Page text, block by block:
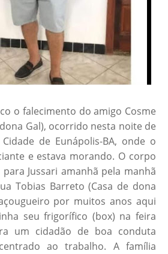
o falecimento do amigo Cosme
Gal), ocorrido nesta noite de
de Eunápolis-BA, onde o
e estava morando. O corpo
Jussari amanhã pela manhã
Tobias Barreto (Casa de dona
por muitos anos aqui
seu frigorífico (box) na feira
um cidadão de boa conduta
ao trabalho. A família